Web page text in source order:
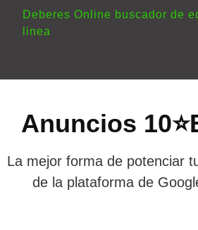
Deberes Online buscador de
linea
Anuncios
La mejor forma de potenciar
de la plataforma de